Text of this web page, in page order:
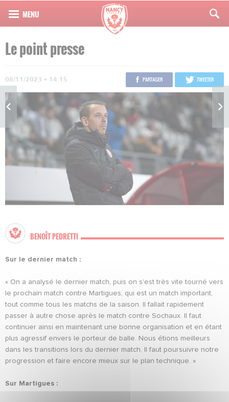
Le point presse
08/11/2023 • 14:15 PARTAGER TWEETER
BENOÎT PEDRETTI
Sur le dernier match :
« On a analysé le dernier match, puis on s'est très vite tourné vers
le prochain match contre Martigues, qui est un match important,
tout comme tous les matchs de la saison. Il fallait rapidement
passer à autre chose après le match contre Sochaux. Il faut
continuer ainsi en maintenant une bonne organisation et en étant
plus agressif envers le porteur de balle. Nous étions meilleurs
dans les transitions lors du dernier match. Il faut poursuivre notre
progression et faire encore mieux sur le plan technique. »
Sur Martigues :